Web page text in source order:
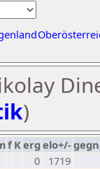
)
f Kerg elo+/-
0
1719